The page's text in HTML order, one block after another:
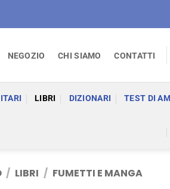
NEGOZIO CHI SIAMO CONTATTI
LIBRI DIZIONARI TEST DI
/ LIBRI / FUMETTI E MANGA